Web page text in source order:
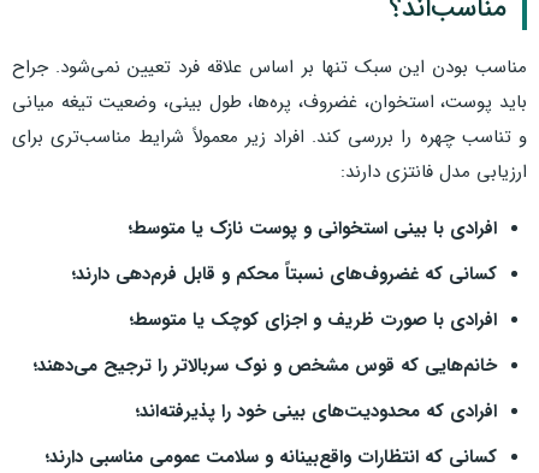
مناسب‌اند؟
مناسب بودن این سبک تنها بر اساس علاقه فرد تعیین نمی‌شود. جراح
باید پوست، استخوان، غضروف، پره‌ها، طول بینی، وضعیت تیغه میانی
و تناسب چهره را بررسی کند. افراد زیر معمولاً شرایط مناسب‌تری برای
ارزیابی مدل فانتزی دارند:
افرادی با بینی استخوانی و پوست نازک یا متوسط؛
کسانی که غضروف‌های نسبتاً محکم و قابل فرم‌دهی دارند؛
افرادی با صورت ظریف و اجزای کوچک یا متوسط؛
خانم‌هایی که قوس مشخص و نوک سربالاتر را ترجیح می‌دهند؛
افرادی که محدودیت‌های بینی خود را پذیرفته‌اند؛
کسانی که انتظارات واقع‌بینانه و سلامت عمومی مناسبی دارند؛